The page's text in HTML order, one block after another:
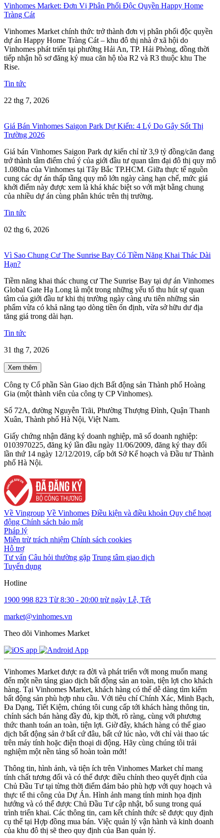
Vinhomes Market: Đơn Vị Phân Phối Độc Quyền Happy Home
Tràng Cát
Vinhomes Market chính thức trở thành đơn vị phân phối độc quyền
dự án Happy Home Tràng Cát – khu đô thị nhà ở xã hội do
Vinhomes phát triển tại phường Hải An, TP. Hải Phòng, đồng thời
tiếp nhận hồ sơ đăng ký mua căn hộ tòa R2 và R3 thuộc khu The
Rise.
Tin tức
22 thg 7, 2026
Giá Bán Vinhomes Saigon Park Dự Kiến: 4 Lý Do Gây Sốt Thị
Trường 2026
Giá bán Vinhomes Saigon Park dự kiến chỉ từ 3,9 tỷ đồng/căn đang
trở thành tâm điểm chú ý của giới đầu tư quan tâm đại đô thị quy mô
1.080ha của Vinhomes tại Tây Bắc TP.HCM. Giữa thực tế nguồn
cung các dự án thấp tầng quy mô lớn ngày càng hạn chế, mức giá
khởi điểm này được xem là khá khác biệt so với mặt bằng chung
của nhiều dự án cùng phân khúc trên thị trường.
Tin tức
02 thg 6, 2026
Vì Sao Chung Cư The Sunrise Bay Có Tiềm Năng Khai Thác Dài
Hạn?
Tiềm năng khai thác chung cư The Sunrise Bay tại dự án Vinhomes
Global Gate Hạ Long là một trong những yếu tố thu hút sự quan
tâm của giới đầu tư khi thị trường ngày càng ưu tiên những sản
phẩm vừa có khả năng tạo dòng tiền ổn định, vừa sở hữu dư địa
tăng giá trong dài hạn.
Tin tức
31 thg 7, 2026
Xem thêm
Công ty Cổ phần Sàn Giao dịch Bất động sản Thành phố Hoàng
Gia (một thành viên của công ty CP Vinhomes).
Số 72A, đường Nguyễn Trãi, Phường Thượng Đình, Quận Thanh
Xuân, Thành phố Hà Nội, Việt Nam.
Giấy chứng nhận đăng ký doanh nghiệp, mã số doanh nghiệp:
0103970225, đăng ký lần đầu ngày 11/06/2009, đăng ký thay đổi
lần thứ 14 ngày 12/12/2019, cấp bởi Sở Kế hoạch và Đầu tư Thành
phố Hà Nội.
Về Vingroup Về Vinhomes Điều kiện và điều khoản Quy chế hoạt
động Chính sách bảo mật
Pháp lý
Miễn trừ trách nhiệm Chính sách cookies
Hỗ trợ
Tư vấn Câu hỏi thường gặp Trung tâm giao dịch
Tuyển dụng
Hotline
1900 998 823 Từ 8:30 - 20:00 trừ ngày Lễ, Tết
market@vinhomes.vn
Theo dõi Vinhomes Market
Vinhomes Market được ra đời và phát triển với mong muốn mang
đến một nền tảng giao dịch bất động sản an toàn, tiện lợi cho khách
hàng. Tại Vinhomes Market, khách hàng có thể dễ dàng tìm kiếm
bất động sản phù hợp nhu cầu. Với tiêu chí Chính Xác, Minh Bạch,
Đa Dạng, Tiết Kiệm, chúng tôi cung cấp tới khách hàng thông tin,
chính sách bán hàng đầy đủ, kịp thời, rõ ràng, cùng với phương
thức thanh toán an toàn, tiện lợi. Giờ đây, khách hàng có thể giao
dịch bất động sản ở bất cứ đâu, bất cứ lúc nào, với chỉ vài thao tác
trên máy tính hoặc điện thoại di động. Hãy cùng chúng tôi trải
nghiệm một nền tảng số hoàn toàn mới!
Thông tin, hình ảnh, và tiện ích trên Vinhomes Market chỉ mang
tính chất tương đối và có thể được điều chỉnh theo quyết định của
Chủ Đầu Tư tại từng thời điểm đảm bảo phù hợp với quy hoạch và
thực tế thi công của Dự Án. Hình ảnh mang tính minh họa định
hướng và có thể được Chủ Đầu Tư cập nhật, bổ sung trong quá
trình triển khai. Các thông tin, cam kết chính thức sẽ được quy định
cụ thể tại Hợp đồng mua bán. Việc quản lý vận hành và kinh doanh
của khu đô thị sẽ theo quy định của Ban quản lý.